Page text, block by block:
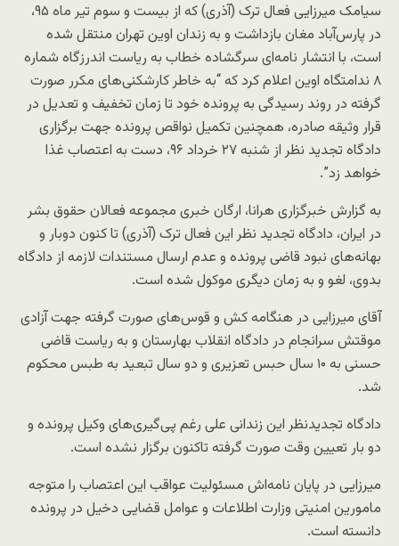
سیامک میرزایی فعال ترک (آذری) که از بیست‌ و سوم تیر ماه ۹۵،
در پارس‌آباد مغان بازداشت و به زندان اوین تهران منتقل شده
است، با انتشار نامه‌ای سرگشاده خطاب به ریاست اندرزگاه شماره
٨ ندامتگاه اوین اعلام کرد که “به خاطر کارشکنی‌های مکرر صورت‌
گرفته در روند رسیدگی به پرونده خود تا زمان تخفیف و تعدیل در
قرار وثیقه صادره، همچنین تکمیل نواقص پرونده جهت برگزاری
دادگاه تجدید نظر از شنبه ۲۷ خرداد ۹۶، دست به اعتصاب غذا
خواهد زد”.
به گزارش خبرگزاری هرانا، ارگان خبری مجموعه فعالان حقوق بشر
در ایران، دادگاه تجدید نظر این فعال ترک (آذری) تا کنون دوبار و
بهانه‌های نبود قاضی پرونده و عدم ارسال مستندات لازمه از دادگاه
بدوی، لغو و به زمان دیگری موکول شده است.
آقای میرزایی در هنگامه کش و قوس‌های صورت گرفته جهت آزادی
موقتش سرانجام در دادگاه انقلاب بهارستان و به ریاست قاضی
حسنی به ۱۰ سال حبس تعزیری و دو سال تبعید به طبس محکوم
شد.
دادگاه تجدیدنظر این زندانی علی رغم پی‌گیری‌های وکیل پرونده و
دو بار تعیین وقت صورت گرفته تاکنون برگزار نشده است.
میرزایی در پایان نامه‌اش مسئولیت عواقب این اعتصاب را متوجه
مامورین امنیتی وزارت اطلاعات و عوامل قضایی دخیل در پرونده
دانسته است.